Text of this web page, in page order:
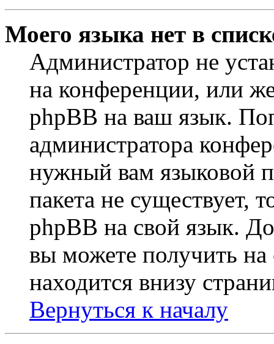
Моего языка нет в
Администратор не
на конференции, или
phpBB на ваш язык.
администратора
нужный вам языковой
пакета не существует,
phpBB на свой язык.
вы можете получить на
находится внизу
Вернуться к началу